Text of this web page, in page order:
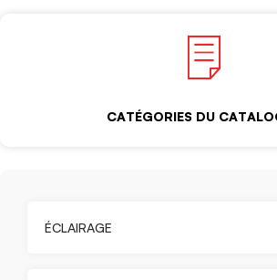
CATÉGORIES DU
ÉCLAIRAGE